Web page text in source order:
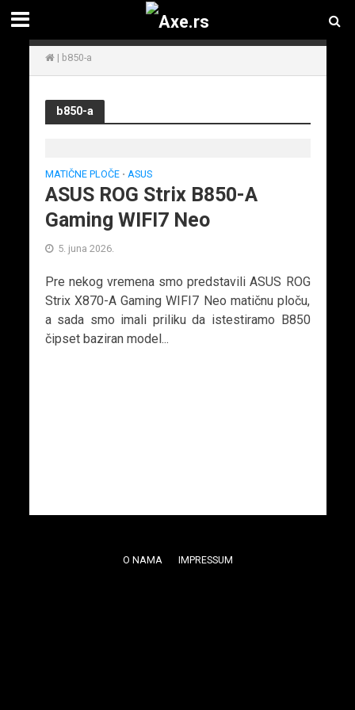
| b850-a
b850-a
MATIČNE PLOČE • ASUS
ASUS ROG Strix B850-A
Gaming WIFI7 Neo
5. juna 2026.
Pre nekog vremena smo predstavili ASUS ROG
Strix X870-A Gaming WIFI7 Neo matičnu ploču,
a sada smo imali priliku da istestiramo B850
čipset baziran model...
O NAMA IMPRESSUM